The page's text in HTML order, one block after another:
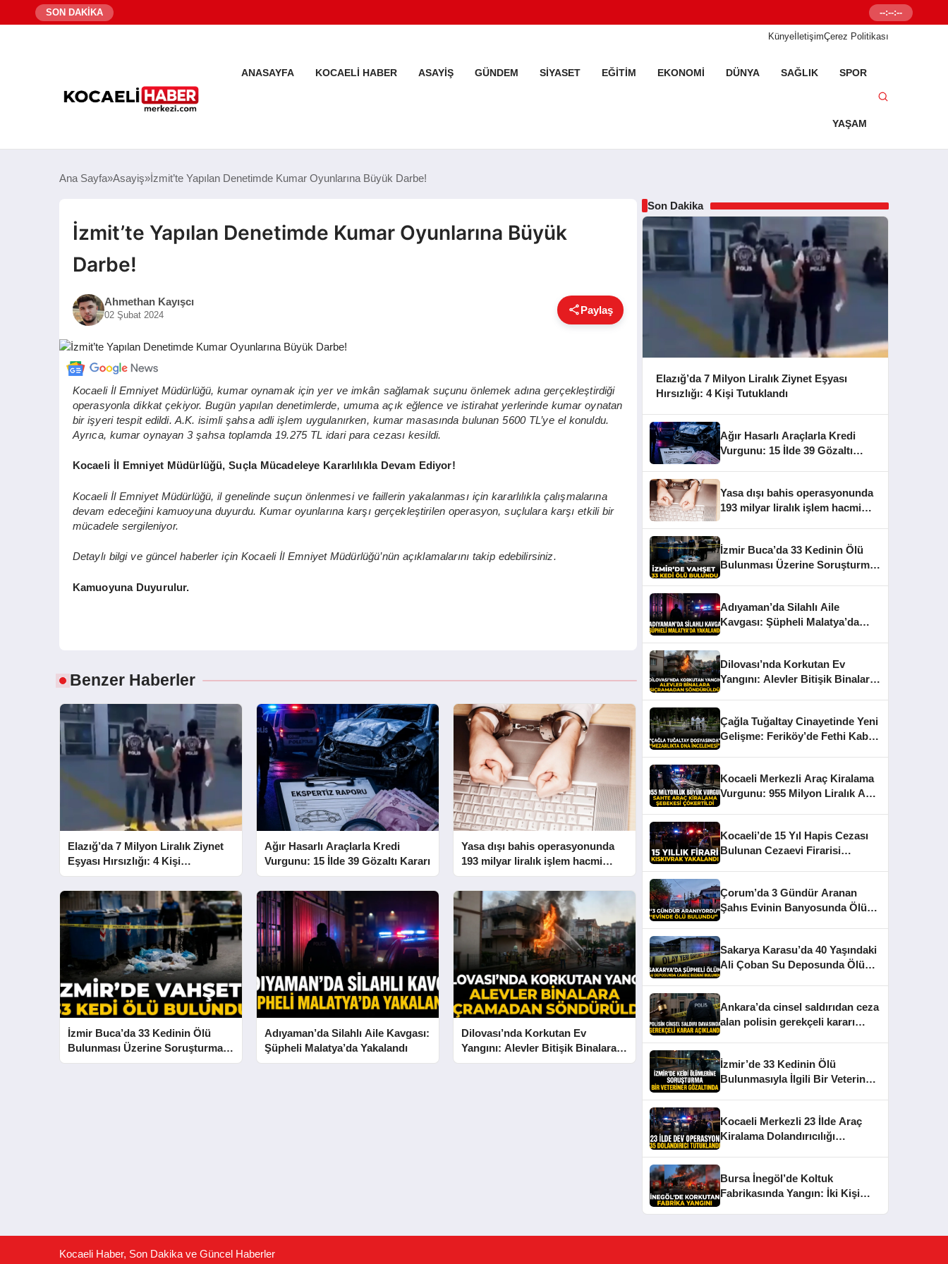
SON DAKİKA Senetleal.com
--:--:--
KünyeİletişimÇerez Politikası
ANASAYFA KOCAELI HABER ASAYIŞ GÜNDEM SIYASET EĞITIM EKONOMI DÜNYA SAĞLIK SPOR
YAŞAM
Ana Sayfa Asayiş İzmit’te Yapılan Denetimde Kumar Oyunlarına Büyük Darbe!
İzmit’te Yapılan Denetimde Kumar Oyunlarına Büyük
Darbe!
Ahmethan Kayışcı
02 Şubat 2024 Paylaş
Kocaeli İl Emniyet Müdürlüğü, kumar oynamak için yer ve imkân sağlamak suçunu önlemek adına gerçekleştirdiği
operasyonla dikkat çekiyor. Bugün yapılan denetimlerde, umuma açık eğlence ve istirahat yerlerinde kumar oynatan
bir işyeri tespit edildi. A.K. isimli şahsa adli işlem uygulanırken, kumar masasında bulunan 5600 TL’ye el konuldu.
Ayrıca, kumar oynayan 3 şahsa toplamda 19.275 TL idari para cezası kesildi.
Kocaeli İl Emniyet Müdürlüğü, Suçla Mücadeleye Kararlılıkla Devam Ediyor!
Kocaeli İl Emniyet Müdürlüğü, il genelinde suçun önlenmesi ve faillerin yakalanması için kararlılıkla çalışmalarına
devam edeceğini kamuoyuna duyurdu. Kumar oyunlarına karşı gerçekleştirilen operasyon, suçlulara karşı etkili bir
mücadele sergileniyor.
Detaylı bilgi ve güncel haberler için Kocaeli İl Emniyet Müdürlüğü’nün açıklamalarını takip edebilirsiniz.
Kamuoyuna Duyurulur.
Benzer Haberler
Elazığ’da 7 Milyon Liralık Ziynet
Eşyası Hırsızlığı: 4 Kişi
Tutuklandı
Ağır Hasarlı Araçlarla Kredi
Vurgunu: 15 İlde 39 Gözaltı Kararı
Yasa dışı bahis operasyonunda
193 milyar liralık işlem hacmi
tespit edildi
İzmir Buca’da 33 Kedinin Ölü
Bulunması Üzerine Soruşturma
Başlatıldı
Adıyaman’da Silahlı Aile Kavgası:
Şüpheli Malatya’da Yakalandı
Dilovası’nda Korkutan Ev
Yangını: Alevler Bitişik Binalara
Sıçramadan Söndürüldü
Son Dakika
Elazığ’da 7 Milyon Liralık Ziynet Eşyası
Hırsızlığı: 4 Kişi Tutuklandı
Ağır Hasarlı Araçlarla Kredi
Vurgunu: 15 İlde 39 Gözaltı
Yasa dışı bahis operasyonunda
193 milyar liralık işlem hacmi
İzmir Buca’da 33 Kedinin Ölü
Bulunması Üzerine Soruşturma
Adıyaman’da Silahlı Aile
Kavgası: Şüpheli Malatya’da
Dilovası’nda Korkutan Ev
Yangını: Alevler Bitişik Binalara
Çağla Tuğaltay Cinayetinde Yeni
Gelişme: Feriköy’de Fethi Kabir
Kocaeli Merkezli Araç Kiralama
Vurgunu: 955 Milyon Liralık Ağ
Kocaeli’de 15 Yıl Hapis Cezası
Bulunan Cezaevi Firarisi
Çorum’da 3 Gündür Aranan
Şahıs Evinin Banyosunda Ölü
Sakarya Karasu’da 40 Yaşındaki
Ali Çoban Su Deposunda Ölü
Ankara’da cinsel saldırıdan ceza
alan polisin gerekçeli kararı
İzmir’de 33 Kedinin Ölü
Bulunmasıyla İlgili Bir Veteriner
Kocaeli Merkezli 23 İlde Araç
Kiralama Dolandırıcılığı
Bursa İnegöl’de Koltuk
Fabrikasında Yangın: İki Kişi
Kocaeli Haber, Son Dakika ve Güncel Haberler